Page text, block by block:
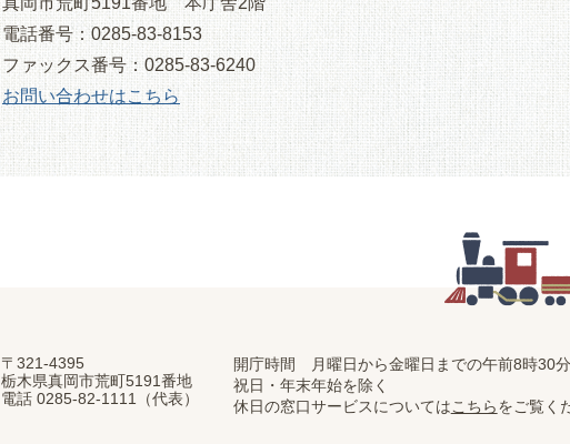
電話番号：0285-83-8153
ファックス番号：0285-83-6240
お問い合わせはこちら
〒321-4395
栃木県真岡市荒町5191番地
電話 0285-82-1111（代表）
開庁時間 月曜日から金曜日までの午前8時30
祝日・年末年始を除く
休日の窓口サービスについてはこちらをご覧く